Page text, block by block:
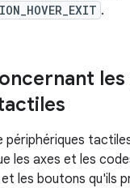
.
périphériques
les axes et les
les boutons qu'ils